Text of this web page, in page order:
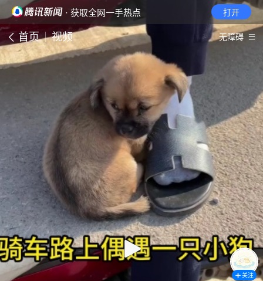
· 获取全网一手热点 打开
首页 视频 无障碍
关注